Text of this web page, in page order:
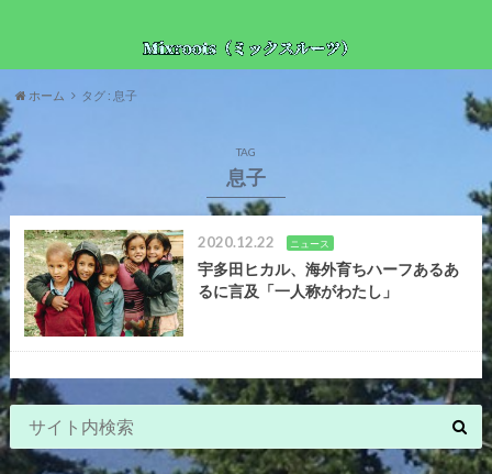
ホーム タグ : 息子
TAG
息子
2020.12.22 ニュース
宇多田ヒカル、海外育ちハーフあるあ
るに言及「一人称がわたし」